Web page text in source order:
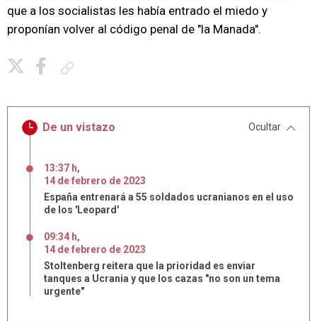
que a los socialistas les había entrado el miedo y
proponían volver al código penal de "la Manada".
De un vistazo Ocultar
13:37 h,
14 defebrero de 2023
España entrenará a 55 soldados ucranianos en el uso
de los 'Leopard'
09:34 h,
14 defebrero de 2023
Stoltenberg reitera que la prioridad es enviar
tanques a Ucrania y que los cazas "no son un tema
urgente"